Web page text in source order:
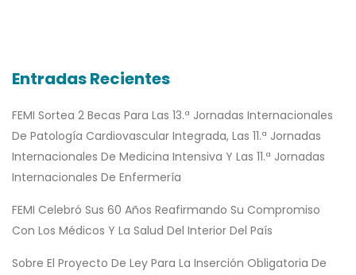
Entradas Recientes
FEMI Sortea 2 Becas Para Las 13.ª Jornadas Internacionales
De Patología Cardiovascular Integrada, Las 11.ª Jornadas
Internacionales De Medicina Intensiva Y Las 11.ª Jornadas
Internacionales De Enfermería
FEMI Celebró Sus 60 Años Reafirmando Su Compromiso
Con Los Médicos Y La Salud Del Interior Del País
Sobre El Proyecto De Ley Para La Inserción Obligatoria De